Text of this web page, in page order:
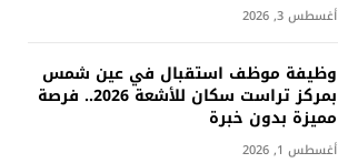
أغسطس 3, 2026
وظيفة موظف استقبال في عين شمس
بمركز تراست سكان للأشعة 2026.. فرصة
مميزة بدون خبرة
أغسطس 1, 2026